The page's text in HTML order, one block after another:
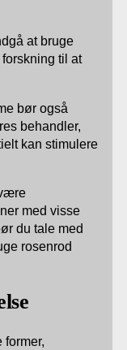
at bruge
til at
bør også
behandler,
kan stimulere
med visse
du tale med
rosenrod